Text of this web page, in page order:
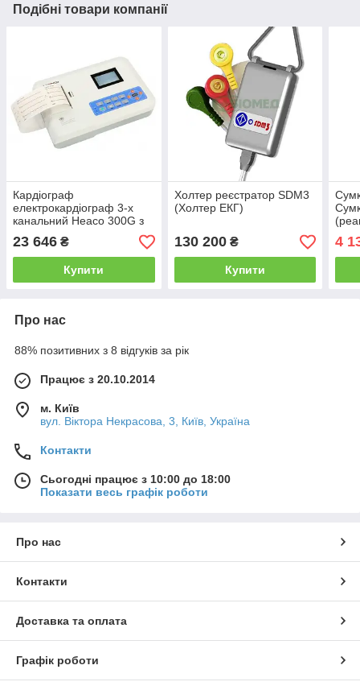
Подібні товари компанії
Кардіограф
електрокардіограф 3-х
канальний Heaco 300G з
монохромним екраном
23 646 ₴
Купити
Холтер реєстратор SDM3
(Холтер ЕКГ)
130 200₴
Купити
4
Про нас
88% позитивних з 8 відгуків за рік
Працює з 20.10.2014
м. Київ
вул. Вiктора Некрасова, 3, Київ, Україна
Контакти
Сьогодні працює з 10:00 до 18:00
Показати весь графік роботи
Про нас
Контакти
Доставка та оплата
Графік роботи